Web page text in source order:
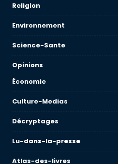
Religion
Environnement
Science-Sante
Opinions
Économie
Culture-Medias
Décryptages
Lu-dans-la-presse
Atlas-des-livres